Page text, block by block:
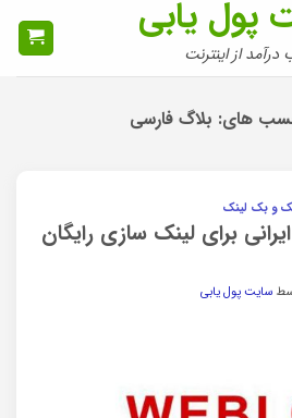
پول یابی
از اینترنت
های: بلاگ فارسی
و بک لینک
برای لینک سازی رایگان
سایت پول یابی